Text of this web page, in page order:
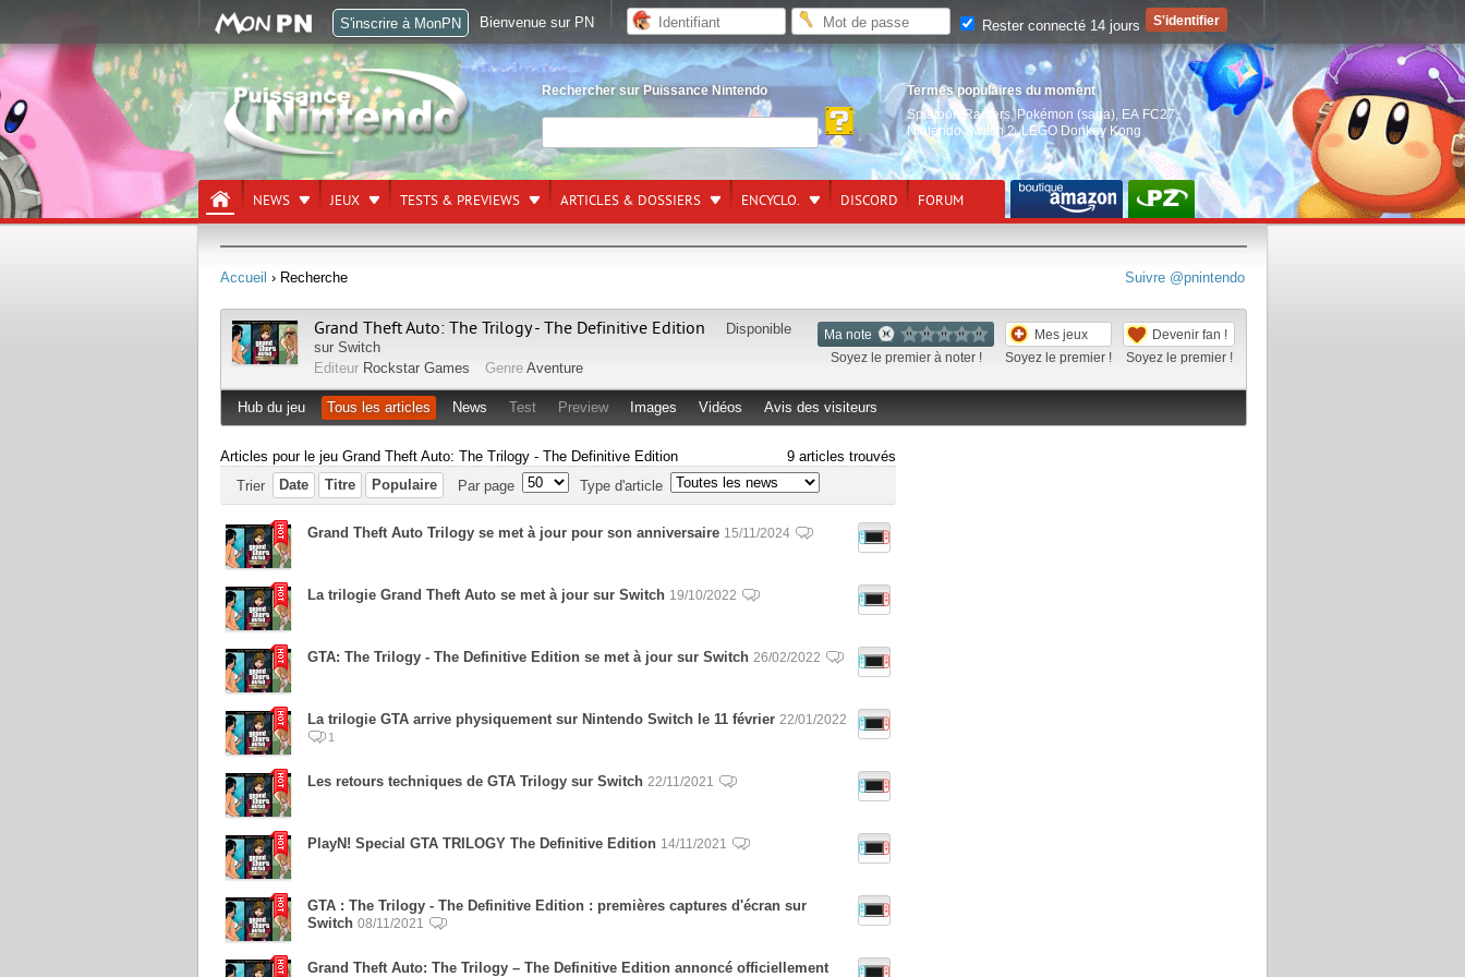
Rechercher sur Puissance Nintendo
Termes populaires du moment
Splatoon Raiders, Pokémon (saga) EA FC27,
Nintendo Switch 2,LEGO Donkey Kong
NEWS JEUX TESTS & PREVIEWS ARTICLES & DOSSIERS ENCYCLO. DISCORD FORUM
Suivre @pnintendo
Accueil › Recherche
Ma note
Soyez le premier à noter !
Mes jeux
Soyez le premier !
Devenir fan !
Soyez le premier !
Grand Theft Auto: The Trilogy - The Definitive Edition
Disponible
sur Switch
Editeur Rockstar Games Genre Aventure
Hub du jeu Tous les articles News Test Preview Images Vidéos Avis des visiteurs
Articles pour le jeu Grand Theft Auto: The Trilogy - The Definitive Edition
9 articles trouvés
Trier
Date Titre Populaire Par page Type d'article
Grand Theft Auto Trilogy se met à jour pour son anniversaire 15/11/2024
La trilogie Grand Theft Auto se met à jour sur Switch 19/10/2022
GTA: The Trilogy - The Definitive Edition se met à jour sur Switch 26/02/2022
La trilogie GTA arrive physiquement sur Nintendo Switch le 11 février 22/01/2022
1
Les retours techniques de GTA Trilogy sur Switch 22/11/2021
PlayN! Special GTA TRILOGY The Definitive Edition 14/11/2021
GTA : The Trilogy - The Definitive Edition : premières captures d'écran sur
Switch 08/11/2021
Grand Theft Auto: The Trilogy – The Definitive Edition annoncé officiellement
S'inscrire à MonPN Bienvenue sur PN Rester connecté 14 jours